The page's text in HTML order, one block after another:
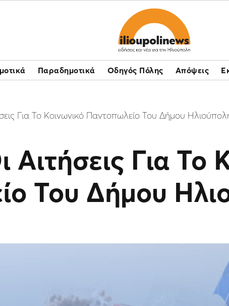
Παραδημοτικά Οδηγός Πόλης Απόψεις
Για Το Κοινωνικό Παντοπωλείο Του Δήμου
Αιτήσεις Για Το
Του Δήμου